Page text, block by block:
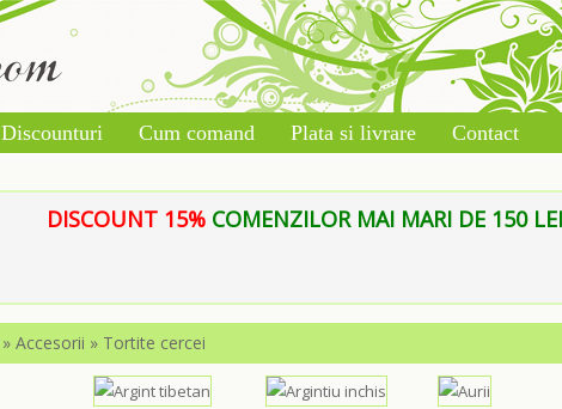
Discounturi Cum comand Plata si livrare Contact
DISCOUNT 15% COMENZILOR MAI MARI DE 150
» Accesorii » Tortite cercei